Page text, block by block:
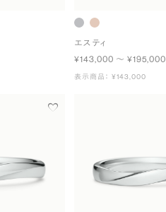
エスティ
¥143,000 〜 ¥195,000
表示商品： ¥143,000